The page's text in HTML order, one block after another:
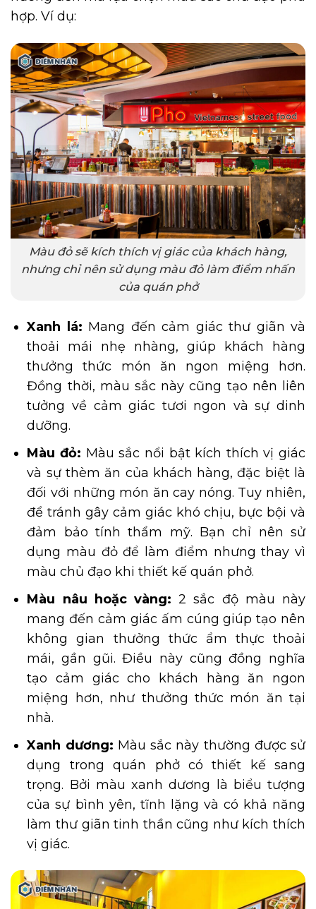
hợp. Ví dụ:
Màu đỏ sẽ kích thích vị giác của khách hàng,
nhưng chỉ nên sử dụng màu đỏ làm điểm nhấn
của quán phở
Xanh lá: Mang đến cảm giác thư giãn và
thoải mái nhẹ nhàng, giúp khách hàng
thưởng thức món ăn ngon miệng hơn.
Đồng thời, màu sắc này cũng tạo nên liên
tưởng về cảm giác tươi ngon và sự dinh
dưỡng.
Màu đỏ: Màu sắc nổi bật kích thích vị giác
và sự thèm ăn của khách hàng, đặc biệt là
đối với những món ăn cay nóng. Tuy nhiên,
để tránh gây cảm giác khó chịu, bực bội và
đảm bảo tính thẩm mỹ. Bạn chỉ nên sử
dụng màu đỏ để làm điểm nhưng thay vì
màu chủ đạo khi thiết kế quán phở.
Màu nâu hoặc vàng: 2 sắc độ màu này
mang đến cảm giác ấm cúng giúp tạo nên
không gian thưởng thức ẩm thực thoải
mái, gần gũi. Điều này cũng đồng nghĩa
tạo cảm giác cho khách hàng ăn ngon
miệng hơn, như thưởng thức món ăn tại
nhà.
Xanh dương: Màu sắc này thường được sử
dụng trong quán phở có thiết kế sang
trọng. Bởi màu xanh dương là biểu tượng
của sự bình yên, tĩnh lặng và có khả năng
làm thư giãn tinh thần cũng như kích thích
vị giác.